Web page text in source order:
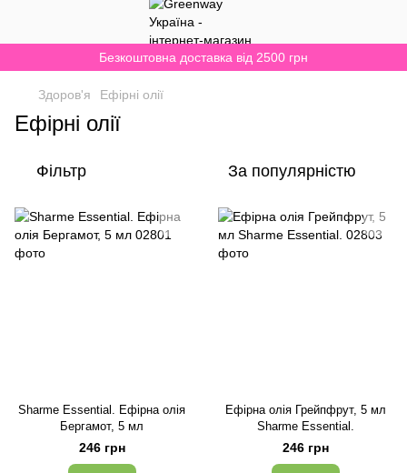
Безкоштовна доставка від 2500 грн
Здоров'я Ефірні олії
Ефірні олії
Фільтр За популярністю
Sharme Essential. Ефірна олія
Бергамот, 5 мл
246 грн
Ефірна олія Грейпфрут, 5 мл
Sharme Essential.
246 грн